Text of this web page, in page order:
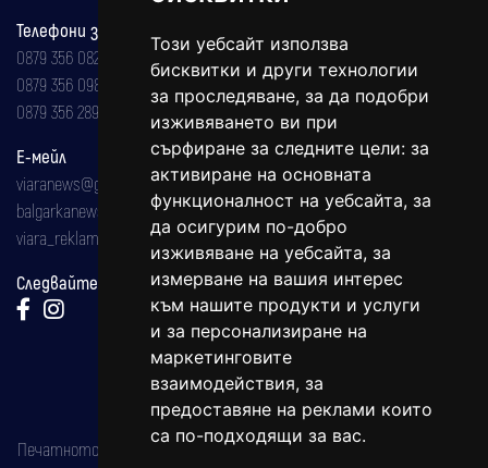
Този уебсайт използва
бисквитки и други технологии
за проследяване, за да подобри
изживяването ви при
сърфиране за следните цели: за
активиране на основната
функционалност на уебсайта, за
да осигурим по-добро
изживяване на уебсайта, за
измерване на вашия интерес
към нашите продукти и услуги
и за персонализиране на
маркетинговите
взаимодействия, за
предоставяне на реклами които
са по-подходящи за вас.
Телефони за реклама и абонаменти
0879 356 082
0879 356 098
0879 356 289
Е-мейл
viaranews@gmail.com
balgarkanews@gmail.com
viara_reklama@mail.bg
Следвайте ни:
Печатното издание на вестника е регистрирано в националния